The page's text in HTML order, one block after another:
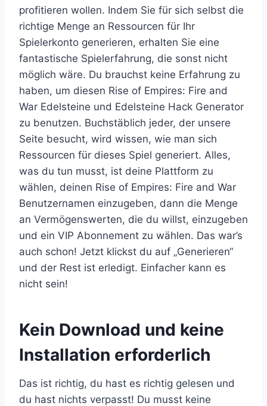
profitieren wollen. Indem Sie für sich selbst die
richtige Menge an Ressourcen für Ihr
Spielerkonto generieren, erhalten Sie eine
fantastische Spielerfahrung, die sonst nicht
möglich wäre. Du brauchst keine Erfahrung zu
haben, um diesen Rise of Empires: Fire and
War Edelsteine und Edelsteine Hack Generator
zu benutzen. Buchstäblich jeder, der unsere
Seite besucht, wird wissen, wie man sich
Ressourcen für dieses Spiel generiert. Alles,
was du tun musst, ist deine Plattform zu
wählen, deinen Rise of Empires: Fire and War
Benutzernamen einzugeben, dann die Menge
an Vermögenswerten, die du willst, einzugeben
und ein VIP Abonnement zu wählen. Das war’s
auch schon! Jetzt klickst du auf „Generieren“
und der Rest ist erledigt. Einfacher kann es
nicht sein!
​Kein Download und keine
Installation erforderlich
Das ist richtig, du hast es richtig gelesen und
du hast nichts verpasst! Du musst keine